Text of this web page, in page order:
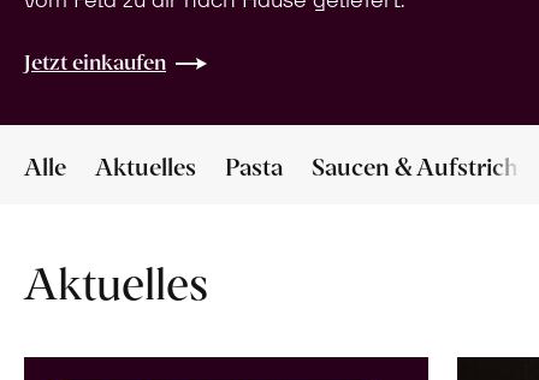
Jetzt einkaufen
Alle Aktuelles Pasta Saucen & Aufstriche
Aktuelles